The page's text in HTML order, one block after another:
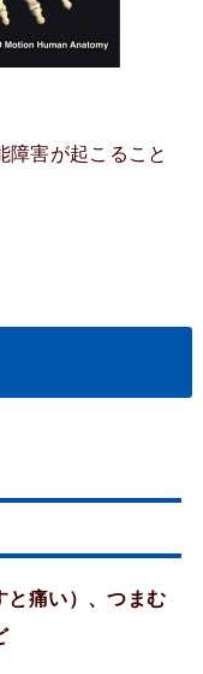
障害が起こること
と痛い）、つまむ